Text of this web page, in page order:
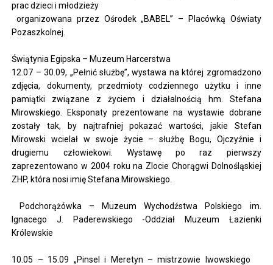
prac dzieci i młodzieży
organizowana przez Ośrodek „BABEL” – Placówką Oświaty
Pozaszkolnej.
Świątynia Egipska – Muzeum Harcerstwa
12.07 – 30.09, „Pełnić służbę”, wystawa na której zgromadzono
zdjęcia, dokumenty, przedmioty codziennego użytku i inne
pamiątki związane z życiem i działalnością hm. Stefana
Mirowskiego. Eksponaty prezentowane na wystawie dobrane
zostały tak, by najtrafniej pokazać wartości, jakie Stefan
Mirowski wcielał w swoje życie – służbę Bogu, Ojczyźnie i
drugiemu człowiekowi. Wystawę po raz pierwszy
zaprezentowano w 2004 roku na Zlocie Chorągwi Dolnośląskiej
ZHP, która nosi imię Stefana Mirowskiego.
Podchorążówka – Muzeum Wychodźstwa Polskiego im.
Ignacego J. Paderewskiego -Oddział Muzeum Łazienki
Królewskie
10.05 – 15.09 „Pinsel i Meretyn – mistrzowie lwowskiego